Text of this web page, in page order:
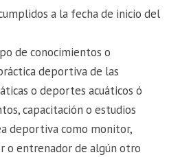
a la fecha de inicio del
de conocimientos o
deportiva de las
o deportes acuáticos ó
capacitación o estudios
deportiva como monitor,
o entrenador de algún otro